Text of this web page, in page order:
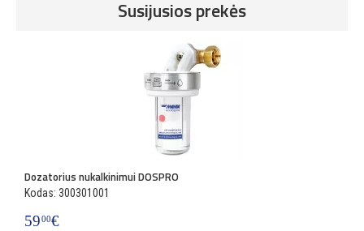
Susijusios prekės
Dozatorius nukalkinimui DOSPRO
Kodas: 300301001
5900€